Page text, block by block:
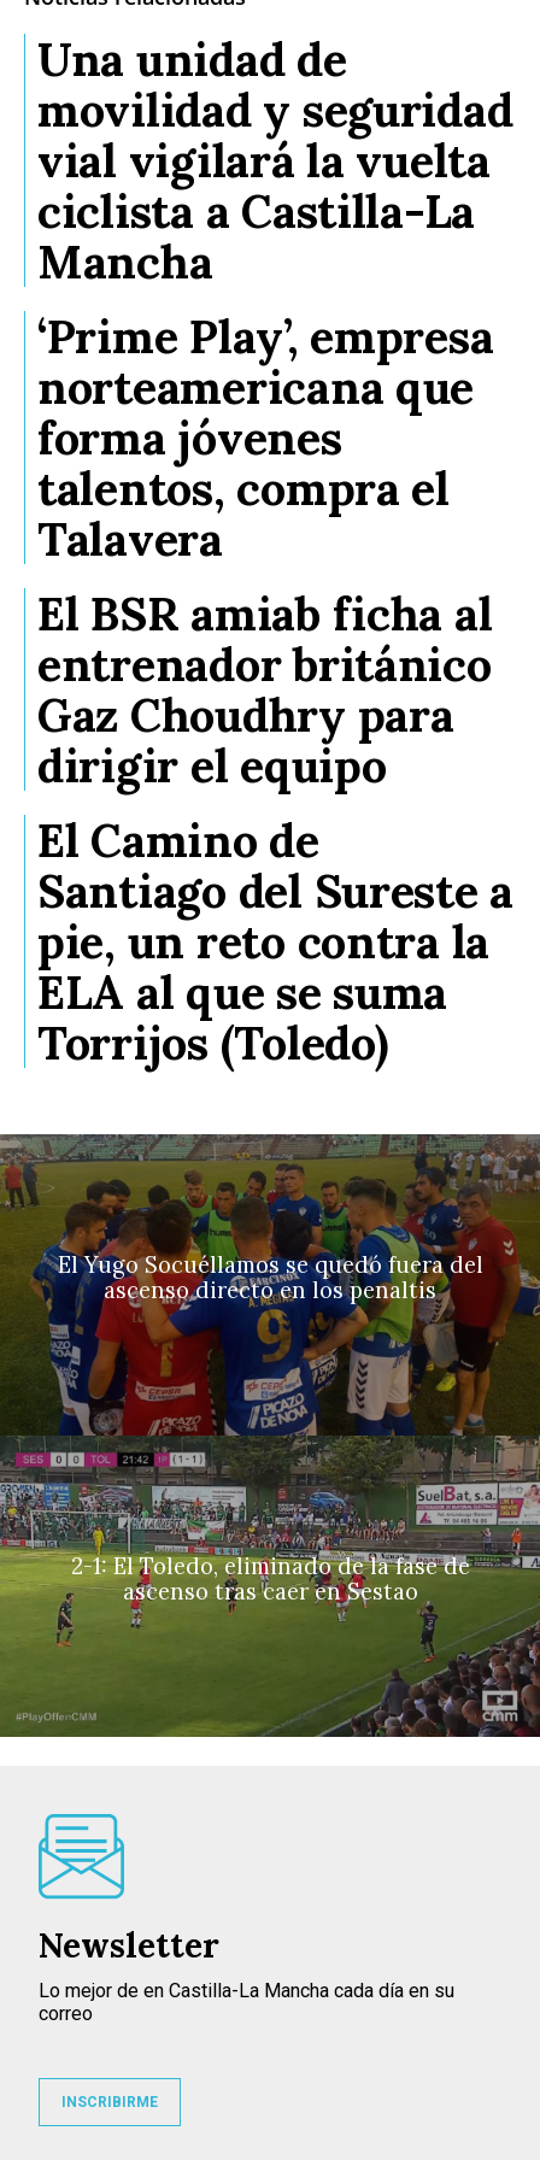
Una unidad de
movilidad y seguridad
vial vigilará la vuelta
ciclista a Castilla-La
Mancha
‘Prime Play’, empresa
norteamericana que
forma jóvenes
talentos, compra el
Talavera
El BSR amiab ficha al
entrenador británico
Gaz Choudhry para
dirigir el equipo
El Camino de
Santiago del Sureste a
pie, un reto contra la
ELA al que se suma
Torrijos (Toledo)
El Yugo Socuéllamos se quedó fuera del
ascenso directo en los penaltis
2-1: El Toledo, eliminado de la fase de
ascenso tras caer en Sestao
Newsletter
Lo mejor de en Castilla-La Mancha cada día en su
correo
INSCRIBIRME